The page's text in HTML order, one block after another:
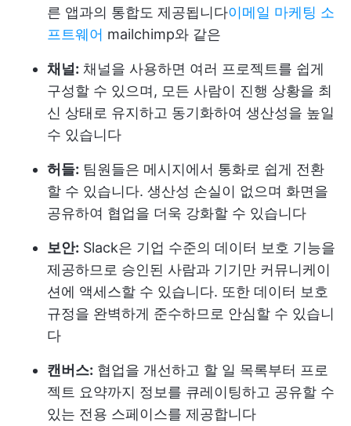
른 앱과의 통합도 제공됩니다이메일 마케팅 소
프트웨어 mailchimp와 같은
채널: 채널을 사용하면 여러 프로젝트를 쉽게
구성할 수 있으며, 모든 사람이 진행 상황을 최
신 상태로 유지하고 동기화하여 생산성을 높일
수 있습니다
허들: 팀원들은 메시지에서 통화로 쉽게 전환
할 수 있습니다. 생산성 손실이 없으며 화면을
공유하여 협업을 더욱 강화할 수 있습니다
보안: Slack은 기업 수준의 데이터 보호 기능을
제공하므로 승인된 사람과 기기만 커뮤니케이
션에 액세스할 수 있습니다. 또한 데이터 보호
규정을 완벽하게 준수하므로 안심할 수 있습니
다
캔버스: 협업을 개선하고 할 일 목록부터 프로
젝트 요약까지 정보를 큐레이팅하고 공유할 수
있는 전용 스페이스를 제공합니다